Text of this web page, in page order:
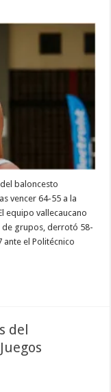
baloncesto
vencer 64-55 a la
equipo vallecaucano
de grupos, derrotó 58-
ante el Politécnico
del